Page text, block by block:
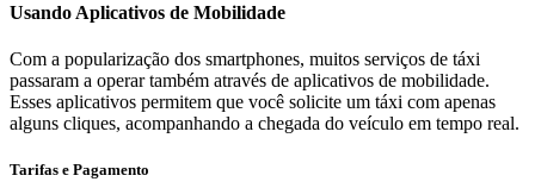
Usando Aplicativos de Mobilidade
Com a popularização dos smartphones, muitos serviços de táxi
passaram a operar também através de aplicativos de mobilidade.
Esses aplicativos permitem que você solicite um táxi com apenas
alguns cliques, acompanhando a chegada do veículo em tempo real.
Tarifas e Pagamento